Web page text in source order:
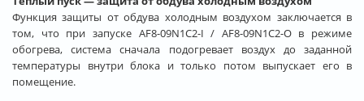
Функция защиты от обдува холодным воздухом заключается в
том, что при запуске AF8-09N1C2-I / AF8-09N1C2-O в режиме
обогрева, система сначала подогревает воздух до заданной
температуры внутри блока и только потом выпускает его в
помещение.